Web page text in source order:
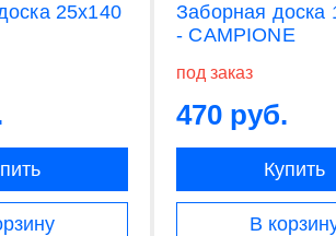
25х140
Заборная доска
- CAMPIONE
под заказ
470 руб.
Купить
В